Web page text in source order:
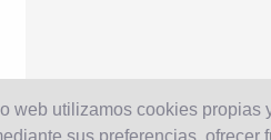
web utilizamos cookies
sus preferencias,